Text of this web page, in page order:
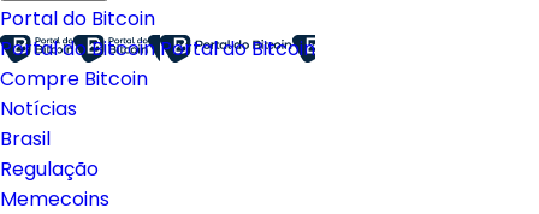
Portal do Bitcoin
Portal do BitcoinPortal do Bitcoin
Compre Bitcoin
Notícias
Brasil
Regulação
Memecoins